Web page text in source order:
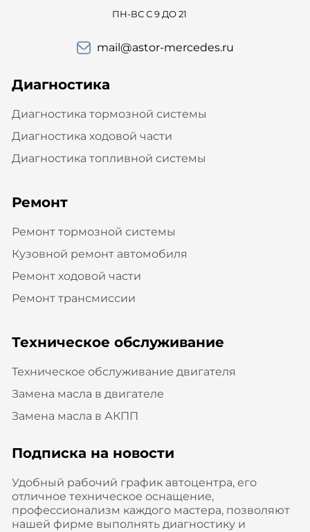
ПН-ВС С 9 ДО 21
mail@astor-mercedes.ru
Диагностика
Диагностика тормозной системы
Диагностика ходовой части
Диагностика топливной системы
Ремонт
Ремонт тормозной системы
Кузовной ремонт автомобиля
Ремонт ходовой части
Ремонт трансмиссии
Техническое обслуживание
Техническое обслуживание двигателя
Замена масла в двигателе
Замена масла в АКПП
Подписка на новости
Удобный рабочий график автоцентра, его
отличное техническое оснащение,
профессионализм каждого мастера, позволяют
нашей фирме выполнять диагностику и